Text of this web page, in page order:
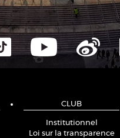
CLUB
Institutionnel
Loi sur la transparence